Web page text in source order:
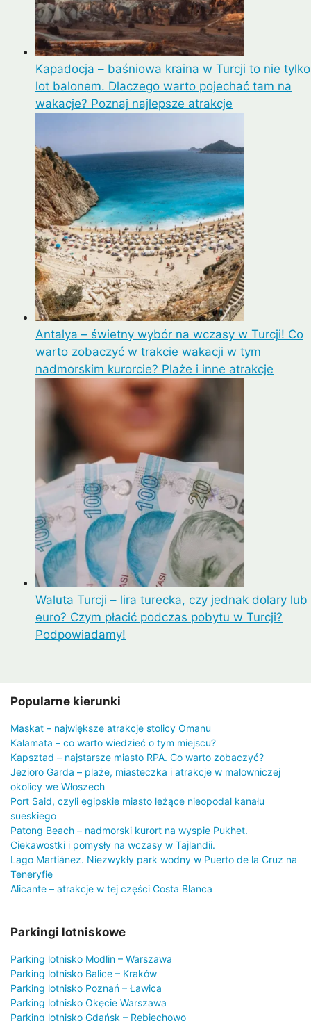
Kapadocja – baśniowa kraina w Turcji to nie tylko
lot balonem. Dlaczego warto pojechać tam na
wakacje? Poznaj najlepsze atrakcje
Antalya – świetny wybór na wczasy w Turcji! Co
warto zobaczyć w trakcie wakacji w tym
nadmorskim kurorcie? Plaże i inne atrakcje
Waluta Turcji – lira turecka, czy jednak dolary lub
euro? Czym płacić podczas pobytu w Turcji?
Podpowiadamy!
Popularne kierunki
Maskat – największe atrakcje stolicy Omanu
Kalamata – co warto wiedzieć o tym miejscu?
Kapsztad – najstarsze miasto RPA. Co warto zobaczyć?
Jezioro Garda – plaże, miasteczka i atrakcje w malowniczej
okolicy we Włoszech
Port Said, czyli egipskie miasto leżące nieopodal kanału
sueskiego
Patong Beach – nadmorski kurort na wyspie Pukhet.
Ciekawostki i pomysły na wczasy w Tajlandii.
Lago Martiánez. Niezwykły park wodny w Puerto de la Cruz na
Teneryfie
Alicante – atrakcje w tej części Costa Blanca
Parkingi lotniskowe
Parking lotnisko Modlin – Warszawa
Parking lotnisko Balice – Kraków
Parking lotnisko Poznań – Ławica
Parking lotnisko Okęcie Warszawa
Parking lotnisko Gdańsk – Rębiechowo